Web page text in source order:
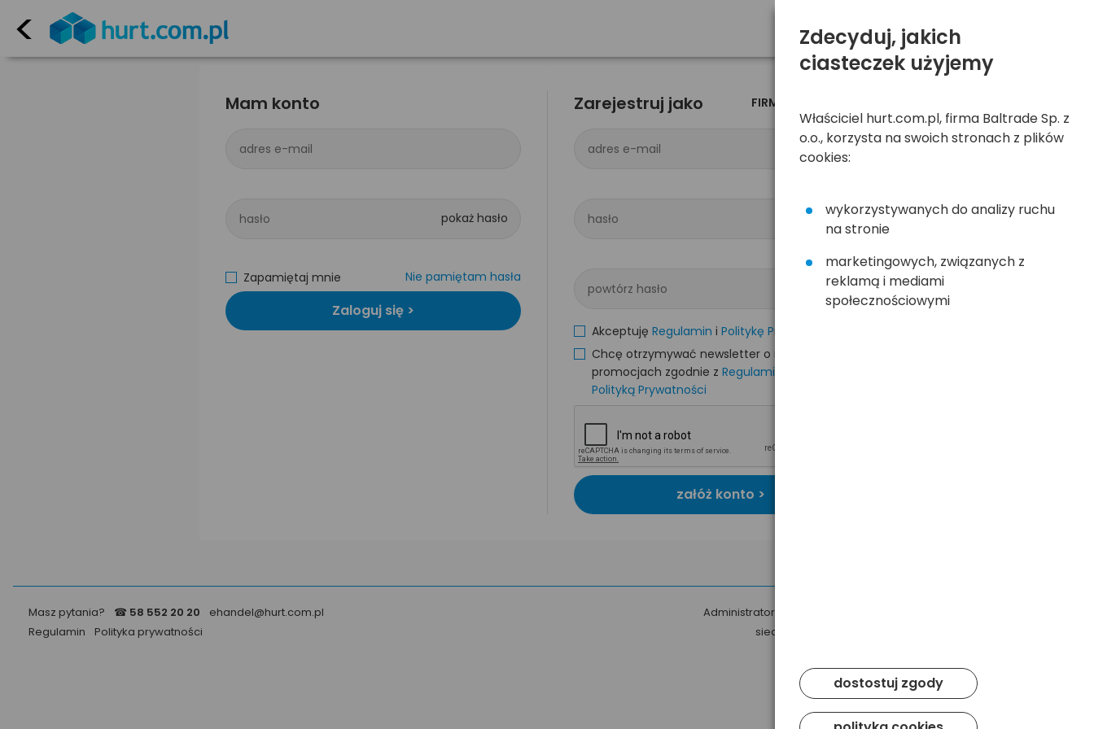
<
Mam konto
adres e-mail
hasło
Zapamiętaj mnie Nie pamiętam hasła
Zarejestruj jako FIRMA
adres e-mail
hasło
powtórz hasło
Akceptuję Regulamin i Politykę Prywatności
Chcę otrzymywać newsletter o nowościach i
promocjach zgodnie z Regulaminem
Polityką Prywatności
załóż konto >
Masz pytania? ☎ 58 552 20 20
ehandel@hurt.com.pl
Regulamin
Polityka prywatności
Administratorem Twoich danych osobowych jest Baltrade sp. z o.o. z
siedzibą w Gdańsku przy ul. Geodetów 24, 80-298 Gdańsk.
Zdecyduj, jakich
ciasteczek użyjemy
Właściciel hurt.com.pl, firma Baltrade Sp. z
o.o., korzysta na swoich stronach z plików
cookies:
wykorzystywanych do analizy ruchu
na stronie
marketingowych, związanych z
reklamą i mediami
społecznościowymi
dostostuj zgody